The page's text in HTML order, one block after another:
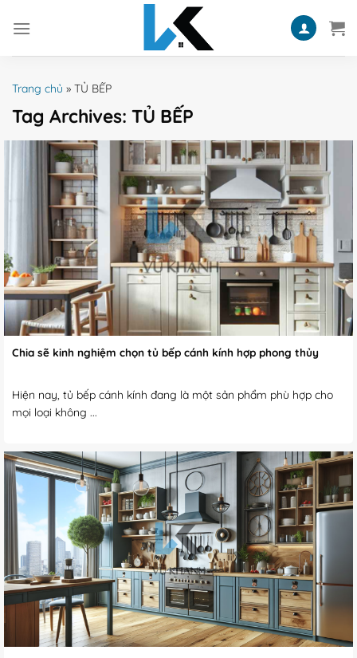
Trang chủ » TỦ BẾP
Tag Archives: TỦ BẾP
Chia sẽ kinh nghiệm chọn tủ bếp cánh kính hợp phong thủy
Hiện nay, tủ bếp cánh kính đang là một sản phẩm phù hợp cho
mọi loại không ...